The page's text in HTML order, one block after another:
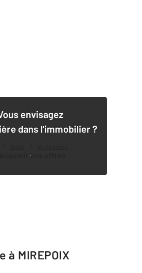
envisagez
dans l'immobilier ?
Découvrir nos offres
à MIREPOIX